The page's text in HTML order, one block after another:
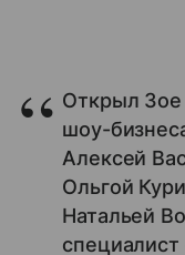
Открыл
шоу-
Алексей
Ольгой
Натальей
специалист